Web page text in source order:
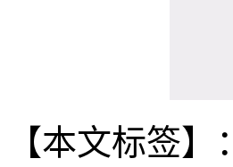
【本文标签】：